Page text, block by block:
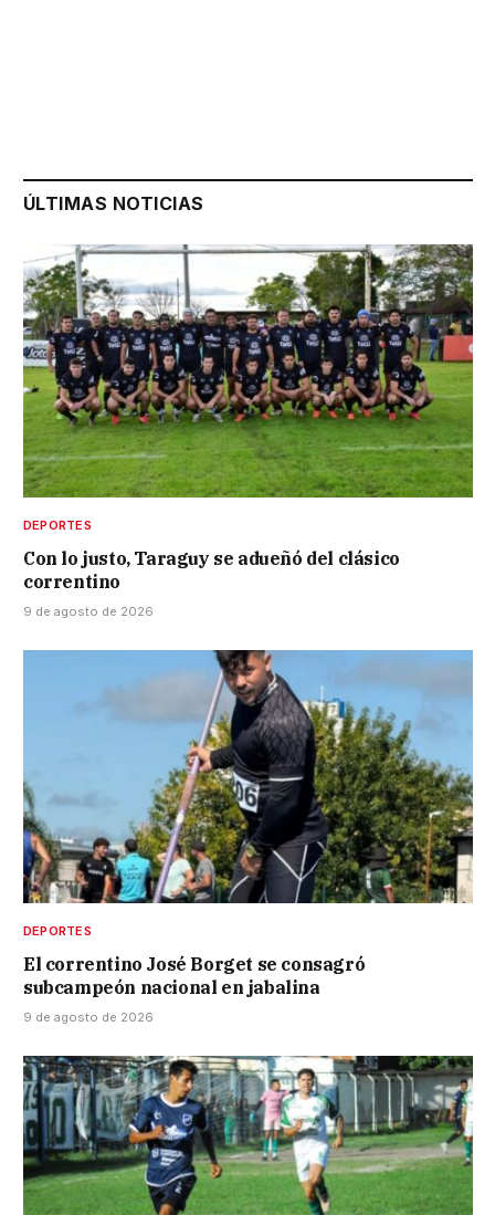
ÚLTIMAS NOTICIAS
DEPORTES
Con lo justo, Taraguy se adueñó del clásico
correntino
9 de agosto de 2026
DEPORTES
El correntino José Borget se consagró
subcampeón nacional en jabalina
9 de agosto de 2026